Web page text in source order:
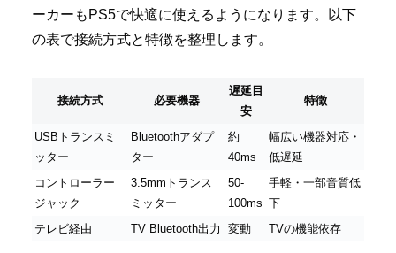
ーカーもPS5で快適に使えるようになります。以下
の表で接続方式と特徴を整理します。
接続方式 必要機器
遅延目
安
特徴
USBトランスミ
ッター
Bluetoothアダプ
ター
約
40ms
幅広い機器対応・
低遅延
コントローラー
ジャック
3.5mmトランス
ミッター
50-
100ms
手軽・一部音質低
下
テレビ経由
TV Bluetooth出力 変動 TVの機能依存